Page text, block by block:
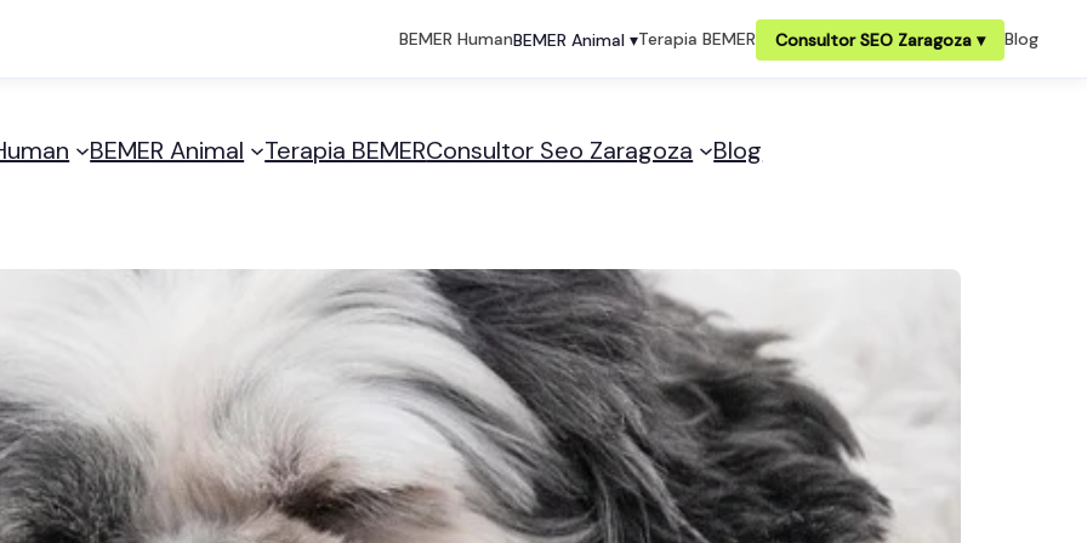
BEMER HumanBEMER Animal ▾Terapia BEMER Consultor SEO Zaragoza ▾ Blog
BEMER Animal Terapia BEMERConsultor Seo Zaragoza Blog